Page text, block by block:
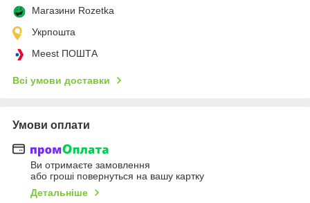
Магазини Rozetka
Укрпошта
Meest ПОШТА
Всі умови доставки
Умови оплати
Ви отримаєте замовлення
або гроші повернуться на вашу картку
Детальніше